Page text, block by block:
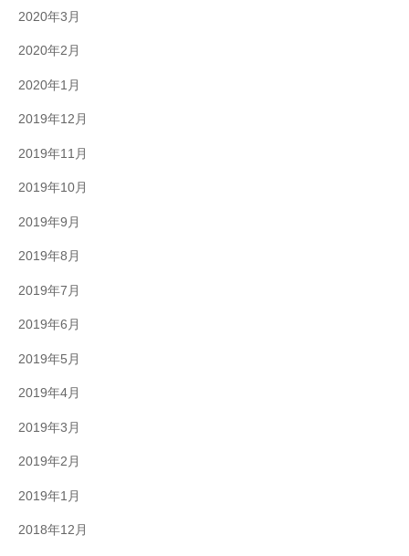
2020年3月
2020年2月
2020年1月
2019年12月
2019年11月
2019年10月
2019年9月
2019年8月
2019年7月
2019年6月
2019年5月
2019年4月
2019年3月
2019年2月
2019年1月
2018年12月